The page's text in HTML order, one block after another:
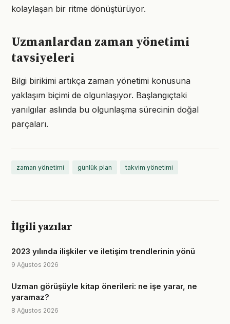
kolaylaşan bir ritme dönüştürüyor.
Uzmanlardan zaman yönetimi
tavsiyeleri
Bilgi birikimi artıkça zaman yönetimi konusuna
yaklaşım biçimi de olgunlaşıyor. Başlangıçtaki
yanılgılar aslında bu olgunlaşma sürecinin doğal
parçaları.
zaman yönetimi günlük plan takvim yönetimi
İlgili yazılar
2023 yılında ilişkiler ve iletişim trendlerinin yönü
9 Ağustos 2026
Uzman görüşüyle kitap önerileri: ne işe yarar, ne
yaramaz?
8 Ağustos 2026